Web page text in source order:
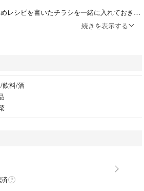
レシピを書いたチラシを一緒に入れておきま
合があります。ご了承の上ご購入お願い致し
知らせ下さい。
の方はお知らせ下さい。
格の変更があります。
載致しますのでご購入後にお知らせ下さい。
になりますので受け取り不要です。
します。
続きを表示する
飲料/酒